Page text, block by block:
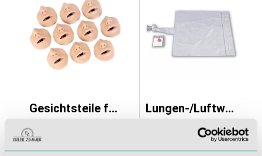
Gesichtsteile für R10054 und R10059
164,22 €*
Lungen-/Luftwegs-Systeme für R10054 und R10059